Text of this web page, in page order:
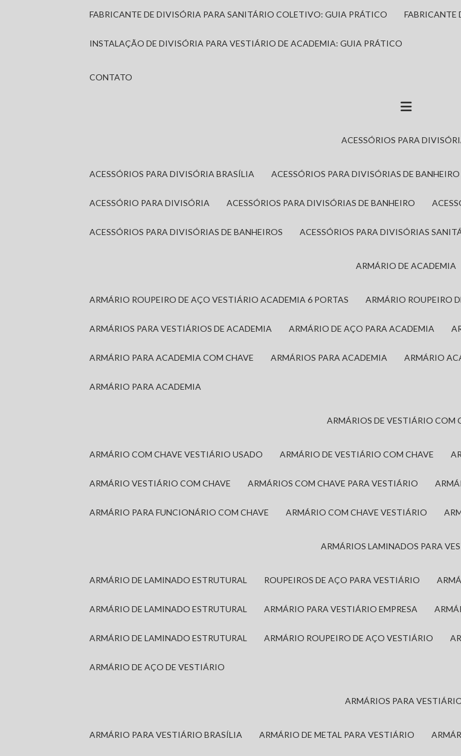
FABRICANTE DE DIVISÓRIA PARA SANITÁRIO COLETIVO: GUIA PRÁTICO
INSTALAÇÃO DE DIVISÓRIA PARA VESTIÁRIO DE ACADEMIA: GUIA PRÁTICO
CONTATO
ACESSÓRIOS PARA
ACESSÓRIOS PARA DIVISÓRIA BRASÍLIA ACESSÓRIOS PARA DIVISÓRIAS DE
ACESSÓRIO PARA DIVISÓRIA ACESSÓRIOS PARA DIVISÓRIAS DE BANHEIRO
ACESSÓRIOS PARA DIVISÓRIAS DE BANHEIROS ACESSÓRIOS PARA DIVISÓRIAS
ARMÁRIO DE ACADEMIA
ARMÁRIO ROUPEIRO DE AÇO VESTIÁRIO ACADEMIA 6 PORTAS ARMÁRIO ROUPEIRO
ARMÁRIOS PARA VESTIÁRIOS DE ACADEMIA ARMÁRIO DE AÇO PARA ACADEMIA
ARMÁRIO PARA ACADEMIA COM CHAVE ARMÁRIOS PARA ACADEMIA ARMÁRIO
ARMÁRIO PARA ACADEMIA
ARMÁRIOS DE VESTIÁRIO COM
ARMÁRIO COM CHAVE VESTIÁRIO USADO ARMÁRIO DE VESTIÁRIO COM CHAVE
ARMÁRIO VESTIÁRIO COM CHAVE ARMÁRIOS COM CHAVE PARA VESTIÁRIO
ARMÁRIO PARA FUNCIONÁRIO COM CHAVE ARMÁRIO COM CHAVE VESTIÁRIO
ARMÁRIOS LAMINADOS PARA
ARMÁRIO DE LAMINADO ESTRUTURAL ROUPEIROS DE AÇO PARA VESTIÁRIO
ARMÁRIO DE LAMINADO ESTRUTURAL ARMÁRIO PARA VESTIÁRIO EMPRESA
ARMÁRIO DE LAMINADO ESTRUTURAL ARMÁRIO ROUPEIRO DE AÇO VESTIÁRIO
ARMÁRIO DE AÇO DE VESTIÁRIO
ARMÁRIOS PARA
ARMÁRIO PARA VESTIÁRIO BRASÍLIA ARMÁRIO DE METAL PARA VESTIÁRIO